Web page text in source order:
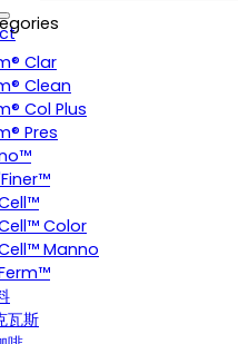
Clar
Clean
Col Plus
Pres
Color
Manno
瓦斯